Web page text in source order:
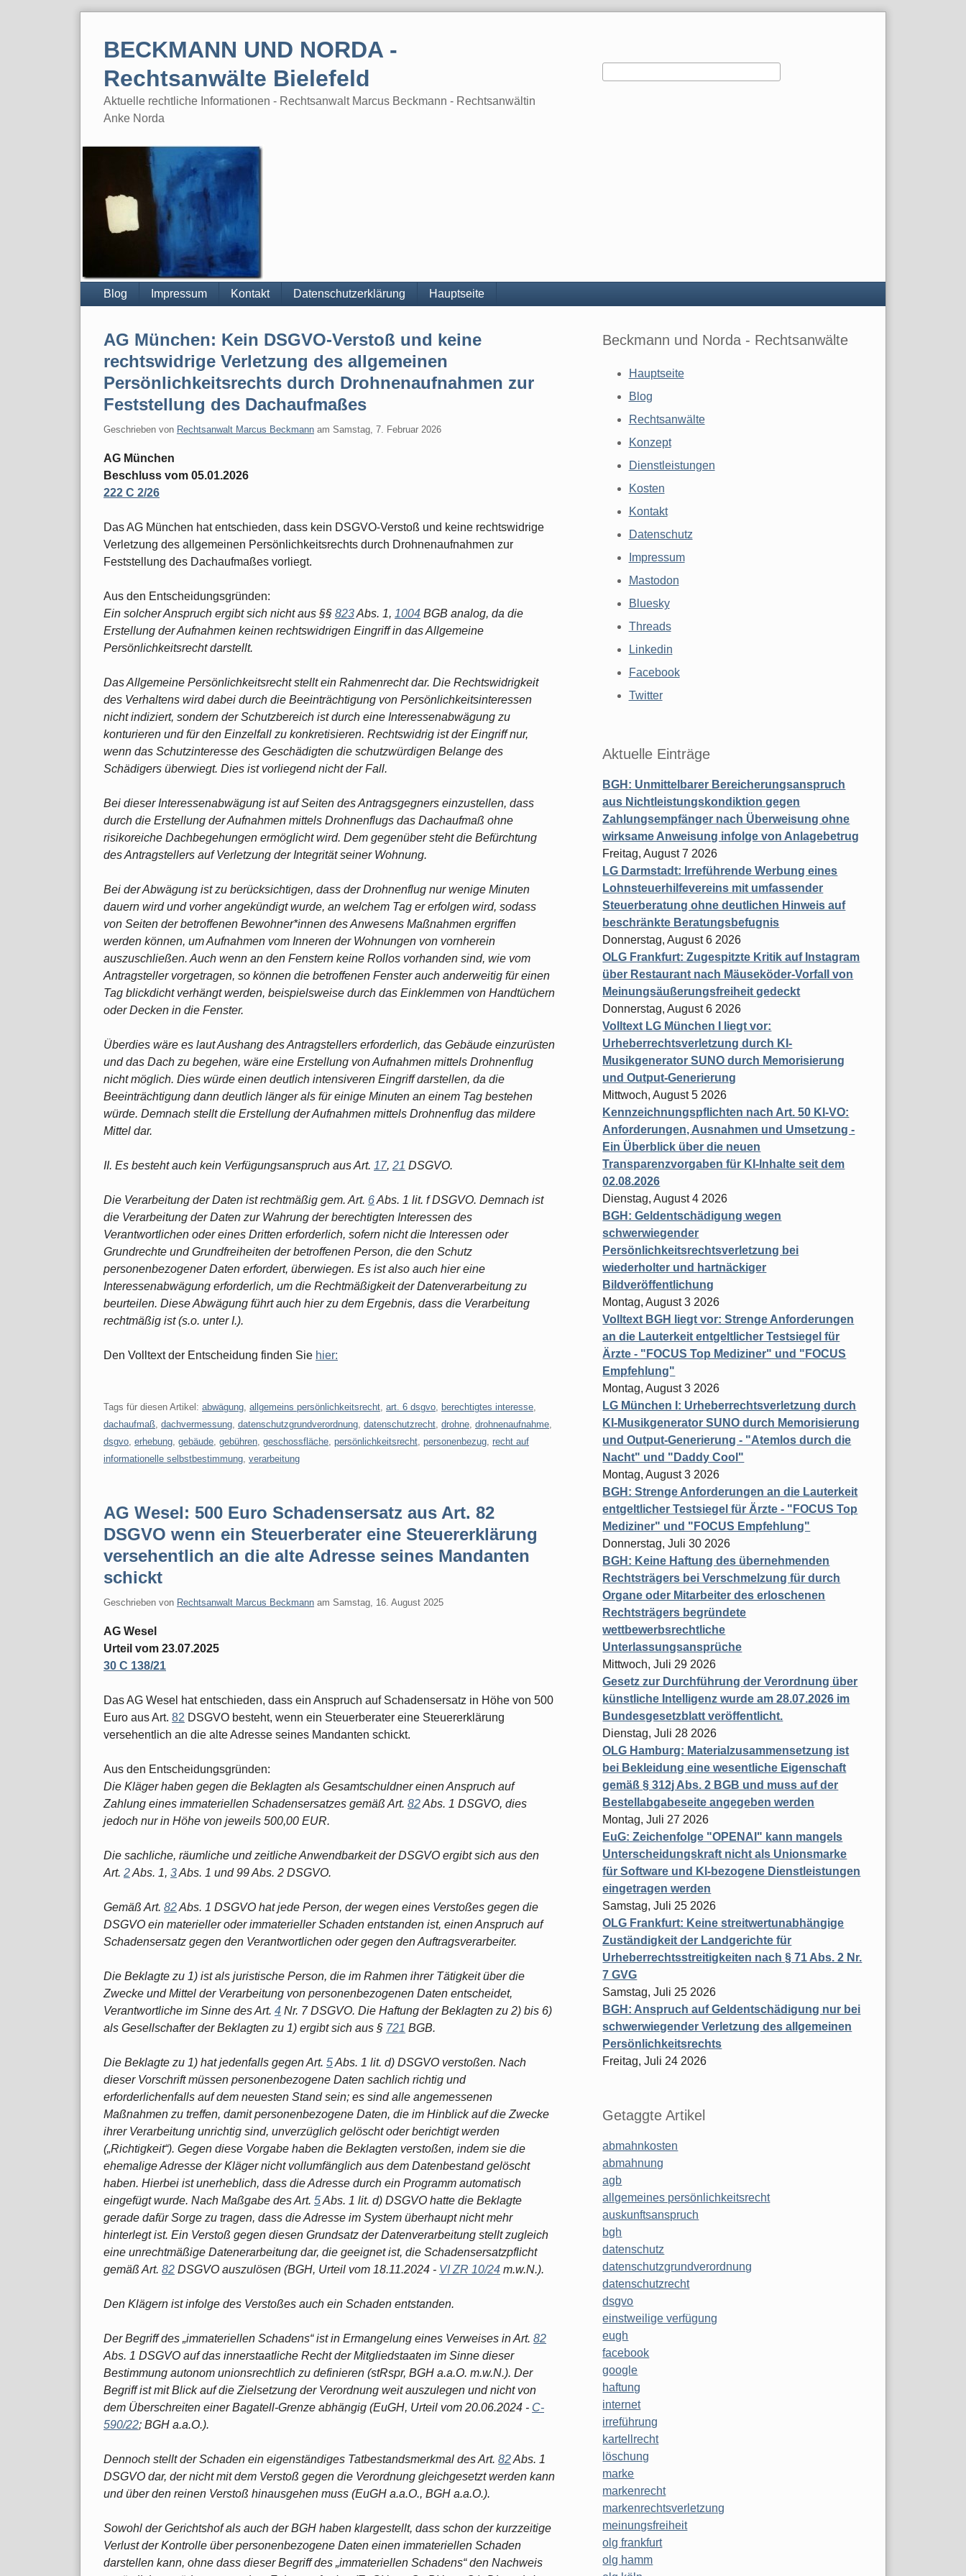
BECKMANN UND NORDA -
Rechtsanwälte Bielefeld
Aktuelle rechtliche Informationen - Rechtsanwalt Marcus Beckmann - Rechtsanwältin
Anke Norda
Blog Impressum Kontakt Datenschutzerklärung Hauptseite
AG München: Kein DSGVO-Verstoß und keine
rechtswidrige Verletzung des allgemeinen
Persönlichkeitsrechts durch Drohnenaufnahmen zur
Feststellung des Dachaufmaßes
Geschrieben von Rechtsanwalt Marcus Beckmann am Samstag, 7. Februar 2026
AG München
Beschluss vom 05.01.2026
222 C 2/26
Das AG München hat entschieden, dass kein DSGVO-Verstoß und keine rechtswidrige
Verletzung des allgemeinen Persönlichkeitsrechts durch Drohnenaufnahmen zur
Feststellung des Dachaufmaßes vorliegt.
Aus den Entscheidungsgründen:
Ein solcher Anspruch ergibt sich nicht aus §§ 823Abs. 1, 1004 BGB analog, da die
Erstellung der Aufnahmen keinen rechtswidrigen Eingriff in das Allgemeine
Persönlichkeitsrecht darstellt.
Das Allgemeine Persönlichkeitsrecht stellt ein Rahmenrecht dar. Die Rechtswidrigkeit
des Verhaltens wird dabei durch die Beeinträchtigung von Persönlichkeitsinteressen
nicht indiziert, sondern der Schutzbereich ist durch eine Interessenabwägung zu
konturieren und für den Einzelfall zu konkretisieren. Rechtswidrig ist der Eingriff nur,
wenn das Schutzinteresse des Geschädigten die schutzwürdigen Belange des
Schädigers überwiegt. Dies ist vorliegend nicht der Fall.
Bei dieser Interessenabwägung ist auf Seiten des Antragsgegners einzustellen, dass
durch die Erstellung der Aufnahmen mittels Drohnenflugs das Dachaufmaß ohne
risikoreiche Dachbegehungen ermöglicht wird. Dem gegenüber steht die Befürchtung
des Antragstellers auf Verletzung der Integrität seiner Wohnung.
Bei der Abwägung ist zu berücksichtigen, dass der Drohnenflug nur wenige Minuten
dauern wird und vorher angekündigt wurde, an welchem Tag er erfolgen wird, sodass
von Seiten der betroffenen Bewohner*innen des Anwesens Maßnahmen ergriffen
werden können, um Aufnahmen vom Inneren der Wohnungen von vornherein
auszuschließen. Auch wenn an den Fenstern keine Rollos vorhanden sind, wie vom
Antragsteller vorgetragen, so können die betroffenen Fenster auch anderweitig für einen
Tag blickdicht verhängt werden, beispielsweise durch das Einklemmen von Handtüchern
oder Decken in die Fenster.
Überdies wäre es laut Aushang des Antragstellers erforderlich, das Gebäude einzurüsten
und das Dach zu begehen, wäre eine Erstellung von Aufnahmen mittels Drohnenflug
nicht möglich. Dies würde einen deutlich intensiveren Eingriff darstellen, da die
Beeinträchtigung dann deutlich länger als für einige Minuten an einem Tag bestehen
würde. Demnach stellt die Erstellung der Aufnahmen mittels Drohnenflug das mildere
Mittel dar.
II. Es besteht auch kein Verfügungsanspruch aus Art. 17, 21 DSGVO.
Die Verarbeitung der Daten ist rechtmäßig gem. Art. 6Abs. 1 lit. f DSGVO. Demnach ist
die Verarbeitung der Daten zur Wahrung der berechtigten Interessen des
Verantwortlichen oder eines Dritten erforderlich, sofern nicht die Interessen oder
Grundrechte und Grundfreiheiten der betroffenen Person, die den Schutz
personenbezogener Daten erfordert, überwiegen. Es ist also auch hier eine
Interessenabwägung erforderlich, um die Rechtmäßigkeit der Datenverarbeitung zu
beurteilen. Diese Abwägung führt auch hier zu dem Ergebnis, dass die Verarbeitung
rechtmäßig ist (s.o. unter I.).
Den Volltext der Entscheidung finden Sie hier:
Tags für diesen Artikel: abwägung allgemeins persönlichkeitsrecht art. 6 dsgvo berechtigtes interesse
dachaufmaß dachvermessung datenschutzgrundverordnung datenschutzrecht drohne drohnenaufnahme
dsgvo erhebung gebäude gebühren geschossfläche persönlichkeitsrecht personenbezug recht auf
informationelle selbstbestimmung verarbeitung
AG Wesel: 500 Euro Schadensersatz aus Art. 82
DSGVO wenn ein Steuerberater eine Steuererklärung
versehentlich an die alte Adresse seines Mandanten
schickt
Geschrieben von Rechtsanwalt Marcus Beckmann am Samstag, 16. August 2025
AG Wesel
Urteil vom 23.07.2025
30 C 138/21
Das AG Wesel hat entschieden, dass ein Anspruch auf Schadensersatz in Höhe von 500
Euro aus Art. 82 DSGVO besteht, wenn ein Steuerberater eine Steuererklärung
versehentlich an die alte Adresse seines Mandanten schickt.
Aus den Entscheidungsgründen:
Die Kläger haben gegen die Beklagten als Gesamtschuldner einen Anspruch auf
Zahlung eines immateriellen Schadensersatzes gemäß Art. 82Abs. 1 DSGVO, dies
jedoch nur in Höhe von jeweils 500,00 EUR.
Die sachliche, räumliche und zeitliche Anwendbarkeit der DSGVO ergibt sich aus den
Art. 2Abs. 1, 3Abs. 1 und 99 Abs. 2 DSGVO.
Gemäß Art. 82Abs. 1 DSGVO hat jede Person, der wegen eines Verstoßes gegen die
DSGVO ein materieller oder immaterieller Schaden entstanden ist, einen Anspruch auf
Schadensersatz gegen den Verantwortlichen oder gegen den Auftragsverarbeiter.
Die Beklagte zu 1) ist als juristische Person, die im Rahmen ihrer Tätigkeit über die
Zwecke und Mittel der Verarbeitung von personenbezogenen Daten entscheidet,
Verantwortliche im Sinne des Art. 4 Nr. 7 DSGVO. Die Haftung der Beklagten zu 2) bis 6)
als Gesellschafter der Beklagten zu 1) ergibt sich aus § 721 BGB.
Die Beklagte zu 1) hat jedenfalls gegen Art. 5Abs. 1 lit. d) DSGVO verstoßen. Nach
dieser Vorschrift müssen personenbezogene Daten sachlich richtig und
erforderlichenfalls auf dem neuesten Stand sein; es sind alle angemessenen
Maßnahmen zu treffen, damit personenbezogene Daten, die im Hinblick auf die Zwecke
ihrer Verarbeitung unrichtig sind, unverzüglich gelöscht oder berichtigt werden
(„Richtigkeit“). Gegen diese Vorgabe haben die Beklagten verstoßen, indem sie die
ehemalige Adresse der Kläger nicht vollumfänglich aus dem Datenbestand gelöscht
haben. Hierbei ist unerheblich, dass die Adresse durch ein Programm automatisch
eingefügt wurde. Nach Maßgabe des Art. 5Abs. 1 lit. d) DSGVO hatte die Beklagte
gerade dafür Sorge zu tragen, dass die Adresse im System überhaupt nicht mehr
hinterlegt ist. Ein Verstoß gegen diesen Grundsatz der Datenverarbeitung stellt zugleich
eine unrechtmäßige Datenerarbeitung dar, die geeignet ist, die Schadensersatzpflicht
gemäß Art. 82 DSGVO auszulösen (BGH, Urteil vom 18.11.2024 - VI ZR 10/24 m.w.N.).
Den Klägern ist infolge des Verstoßes auch ein Schaden entstanden.
Der Begriff des „immateriellen Schadens“ ist in Ermangelung eines Verweises in Art. 82
Abs. 1 DSGVO auf das innerstaatliche Recht der Mitgliedstaaten im Sinne dieser
Bestimmung autonom unionsrechtlich zu definieren (stRspr, BGH a.a.O. m.w.N.). Der
Begriff ist mit Blick auf die Zielsetzung der Verordnung weit auszulegen und nicht von
dem Überschreiten einer Bagatell-Grenze abhängig (EuGH, Urteil vom 20.06.2024 - C-
590/22; BGH a.a.O.).
Dennoch stellt der Schaden ein eigenständiges Tatbestandsmerkmal des Art. 82Abs. 1
DSGVO dar, der nicht mit dem Verstoß gegen die Verordnung gleichgesetzt werden kann
und über den reinen Verstoß hinausgehen muss (EuGH a.a.O., BGH a.a.O.).
Sowohl der Gerichtshof als auch der BGH haben klargestellt, dass schon der kurzzeitige
Verlust der Kontrolle über personenbezogene Daten einen immateriellen Schaden
darstellen kann, ohne dass dieser Begriff des „immateriellen Schadens“ den Nachweis
Beckmann und Norda - Rechtsanwälte
Hauptseite
Blog
Rechtsanwälte
Konzept
Dienstleistungen
Kosten
Kontakt
Datenschutz
Impressum
Mastodon
Bluesky
Threads
Linkedin
Facebook
Twitter
Aktuelle Einträge
BGH: Unmittelbarer Bereicherungsanspruch
aus Nichtleistungskondiktion gegen
Zahlungsempfänger nach Überweisung ohne
wirksame Anweisung infolge von Anlagebetrug
Freitag, August 7 2026
LG Darmstadt: Irreführende Werbung eines
Lohnsteuerhilfevereins mit umfassender
Steuerberatung ohne deutlichen Hinweis auf
beschränkte Beratungsbefugnis
Donnerstag, August 6 2026
OLG Frankfurt: Zugespitzte Kritik auf Instagram
über Restaurant nach Mäuseköder-Vorfall von
Meinungsäußerungsfreiheit gedeckt
Donnerstag, August 6 2026
Volltext LG München I liegt vor:
Urheberrechtsverletzung durch KI-
Musikgenerator SUNO durch Memorisierung
und Output-Generierung
Mittwoch, August 5 2026
Kennzeichnungspflichten nach Art. 50 KI-VO:
Anforderungen, Ausnahmen und Umsetzung -
Ein Überblick über die neuen
Transparenzvorgaben für KI-Inhalte seit dem
02.08.2026
Dienstag, August 4 2026
BGH: Geldentschädigung wegen
schwerwiegender
Persönlichkeitsrechtsverletzung bei
wiederholter und hartnäckiger
Bildveröffentlichung
Montag, August 3 2026
Volltext BGH liegt vor: Strenge Anforderungen
an die Lauterkeit entgeltlicher Testsiegel für
Ärzte - "FOCUS Top Mediziner" und "FOCUS
Empfehlung"
Montag, August 3 2026
LG München I: Urheberrechtsverletzung durch
KI-Musikgenerator SUNO durch Memorisierung
und Output-Generierung - "Atemlos durch die
Nacht" und "Daddy Cool"
Montag, August 3 2026
BGH: Strenge Anforderungen an die Lauterkeit
entgeltlicher Testsiegel für Ärzte - "FOCUS Top
Mediziner" und "FOCUS Empfehlung"
Donnerstag, Juli 30 2026
BGH: Keine Haftung des übernehmenden
Rechtsträgers bei Verschmelzung für durch
Organe oder Mitarbeiter des erloschenen
Rechtsträgers begründete
wettbewerbsrechtliche
Unterlassungsansprüche
Mittwoch, Juli 29 2026
Gesetz zur Durchführung der Verordnung über
künstliche Intelligenz wurde am 28.07.2026 im
Bundesgesetzblatt veröffentlicht.
Dienstag, Juli 28 2026
OLG Hamburg: Materialzusammensetzung ist
bei Bekleidung eine wesentliche Eigenschaft
gemäß § 312j Abs. 2 BGB und muss auf der
Bestellabgabeseite angegeben werden
Montag, Juli 27 2026
EuG: Zeichenfolge "OPENAI" kann mangels
Unterscheidungskraft nicht als Unionsmarke
für Software und KI-bezogene Dienstleistungen
eingetragen werden
Samstag, Juli 25 2026
OLG Frankfurt: Keine streitwertunabhängige
Zuständigkeit der Landgerichte für
Urheberrechtsstreitigkeiten nach § 71 Abs. 2 Nr.
7 GVG
Samstag, Juli 25 2026
BGH: Anspruch auf Geldentschädigung nur bei
schwerwiegender Verletzung des allgemeinen
Persönlichkeitsrechts
Freitag, Juli 24 2026
Getaggte Artikel
abmahnkosten
abmahnung
agb
allgemeines persönlichkeitsrecht
auskunftsanspruch
bgh
datenschutz
datenschutzgrundverordnung
datenschutzrecht
dsgvo
einstweilige verfügung
eugh
facebook
google
haftung
internet
irreführung
kartellrecht
löschung
marke
markenrecht
markenrechtsverletzung
meinungsfreiheit
olg frankfurt
olg hamm